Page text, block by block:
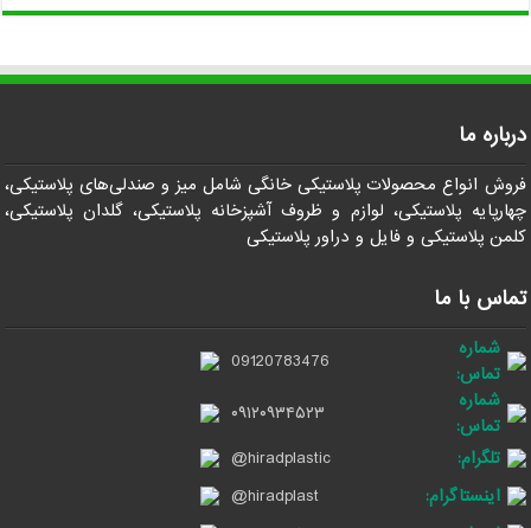
درباره ما
فروش انواع محصولات پلاستیکی خانگی شامل میز و صندلی‌های پلاستیکی،
چهارپایه پلاستیکی، لوازم و ظروف آشپزخانه پلاستیکی، گلدان پلاستیکی،
کلمن پلاستیکی و فایل و دراور پلاستیکی
تماس با ما
شماره
تماس:
09120783476
شماره
تماس:
۰۹۱۲۰۹۳۴۵۲۳
تلگرام:
@hiradplastic
اینستاگرام:
@hiradplast